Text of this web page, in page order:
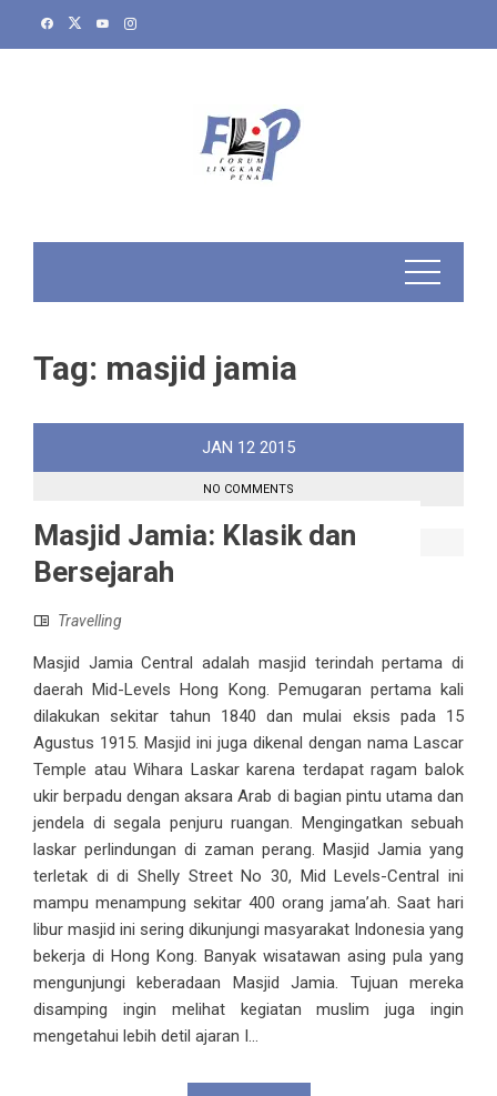
Tag: masjid jamia
JAN 12 2015
NO COMMENTS
Masjid Jamia: Klasik dan
Bersejarah
Travelling
Masjid Jamia Central adalah masjid terindah pertama di
daerah Mid-Levels Hong Kong. Pemugaran pertama kali
dilakukan sekitar tahun 1840 dan mulai eksis pada 15
Agustus 1915. Masjid ini juga dikenal dengan nama Lascar
Temple atau Wihara Laskar karena terdapat ragam balok
ukir berpadu dengan aksara Arab di bagian pintu utama dan
jendela di segala penjuru ruangan. Mengingatkan sebuah
laskar perlindungan di zaman perang. Masjid Jamia yang
terletak di di Shelly Street No 30, Mid Levels-Central ini
mampu menampung sekitar 400 orang jama’ah. Saat hari
libur masjid ini sering dikunjungi masyarakat Indonesia yang
bekerja di Hong Kong. Banyak wisatawan asing pula yang
mengunjungi keberadaan Masjid Jamia. Tujuan mereka
disamping ingin melihat kegiatan muslim juga ingin
mengetahui lebih detil ajaran I...